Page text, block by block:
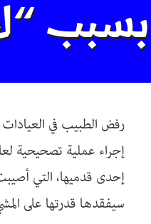
بسبب
رفض الطبيب في العيادات
إجراء عملية تصحيحية
إحدى قدميها، التي
سيفقدها قدرتها على